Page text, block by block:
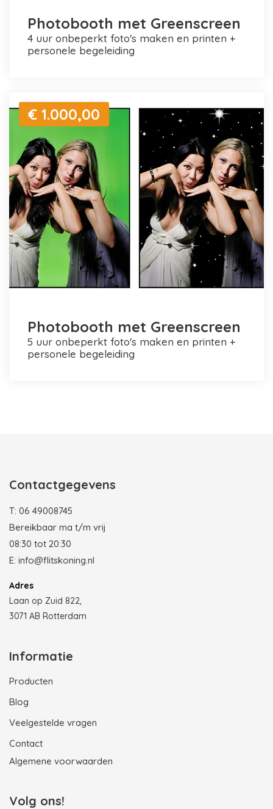
Photobooth met Greenscreen
4 uur onbeperkt foto's maken en printen +
personele begeleiding
€ 1.000,00
Photobooth met Greenscreen
5 uur onbeperkt foto's maken en printen +
personele begeleiding
Contactgegevens
T: 06 49008745
Bereikbaar ma t/m vrij
08:30 tot 20:30
E: info@flitskoning.nl
Adres
Laan op Zuid 822,
3071 AB Rotterdam
Informatie
Producten
Blog
Veelgestelde vragen
Contact
Algemene voorwaarden
Volg ons!